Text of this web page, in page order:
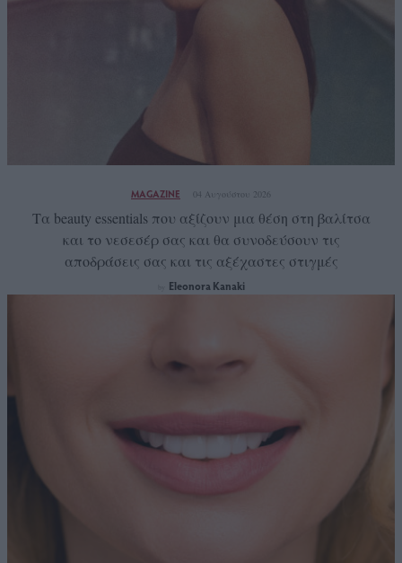
MAGAZINE 04 Αυγούστου 2026
Τα beauty essentials που αξίζουν μια θέση στη βαλίτσα
και το νεσεσέρ σας και θα συνοδεύσουν τις
αποδράσεις σας και τις αξέχαστες στιγμές
Eleonora Kanaki